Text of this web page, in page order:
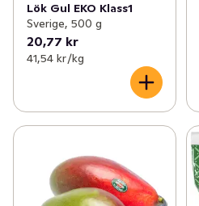
Lök Gul EKO Klass1
Sverige, 500 g
20,77 kr
41,54 kr /kg